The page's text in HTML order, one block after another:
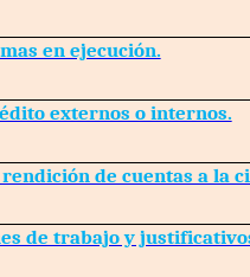
en ejecución.
externos o internos.
de cuentas a la
de trabajo y